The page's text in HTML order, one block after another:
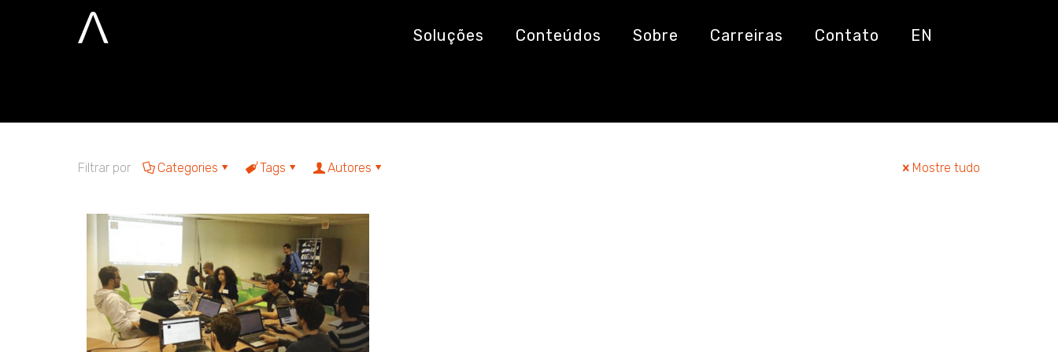
Soluções Conteúdos Sobre Carreiras Contato EN
Sprint Florianópolis
Filtrar por Categories Tags Autores Mostre tudo